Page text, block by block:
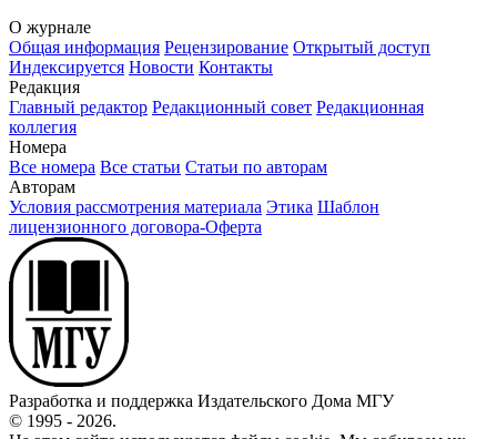
О журнале
Общая информация Рецензирование Открытый доступ
Индексируется Новости Контакты
Редакция
Главный редактор Редакционный совет Редакционная
коллегия
Номера
Все номера Все статьи Статьи по авторам
Авторам
Условия рассмотрения материала Этика Шаблон
лицензионного договора-Оферта
Разработка и поддержка Издательского Дома МГУ
© 1995 - 2026.